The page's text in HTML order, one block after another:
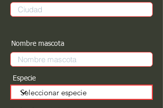
Nombre mascota
Especie